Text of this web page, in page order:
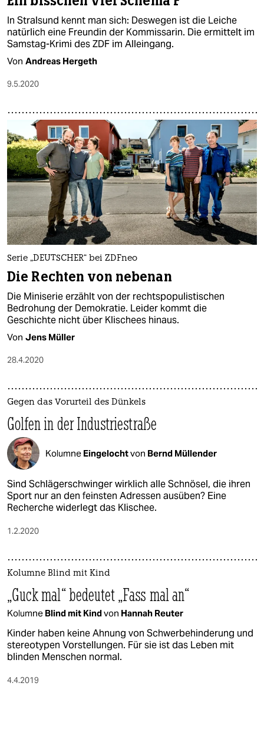
In Stralsund kennt man sich: Deswegen ist die Leiche
natürlich eine Freundin der Kommissarin. Die ermittelt im
Samstag-Krimi des ZDF im Alleingang.
Von Andreas Hergeth
9.5.2020
Serie „DEUTSCHER“ bei ZDFneo
Die Rechten von nebenan
Die Miniserie erzählt von der rechtspopulistischen
Bedrohung der Demokratie. Leider kommt die
Geschichte nicht über Klischees hinaus.
Von Jens Müller
28.4.2020
Gegen das Vorurteil des Dünkels
Golfen in der Industriestraße
Kolumne Eingelochtvon Bernd Müllender
Sind Schlägerschwinger wirklich alle Schnösel, die ihren
Sport nur an den feinsten Adressen ausüben? Eine
Recherche widerlegt das Klischee.
1.2.2020
Kolumne Blind mit Kind
„Guck mal“ bedeutet „Fass mal an“
Kolumne Blind mit Kindvon Hannah Reuter
Kinder haben keine Ahnung von Schwerbehinderung und
stereotypen Vorstellungen. Für sie ist das Leben mit
blinden Menschen normal.
4.4.2019